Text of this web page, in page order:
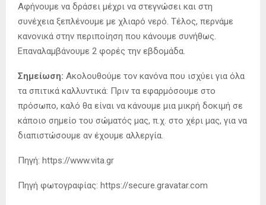
Αφήνουμε να δράσει μέχρι να στεγνώσει και στη
συνέχεια ξεπλένουμε με χλιαρό νερό. Τέλος, περνάμε
κανονικά στην περιποίηση που κάνουμε συνήθως.
Επαναλαμβάνουμε 2 φορές την εβδομάδα.
Σημείωση: Ακολουθούμε τον κανόνα που ισχύει για όλα
τα σπιτικά καλλυντικά: Πριν τα εφαρμόσουμε στο
πρόσωπο, καλό θα είναι να κάνουμε μια μικρή δοκιμή σε
κάποιο σημείο του σώματός μας, π.χ. στο χέρι μας, για να
διαπιστώσουμε αν έχουμε αλλεργία.
Πηγή: https://www.vita.gr
Πηγή φωτογραφίας: https://secure.gravatar.com